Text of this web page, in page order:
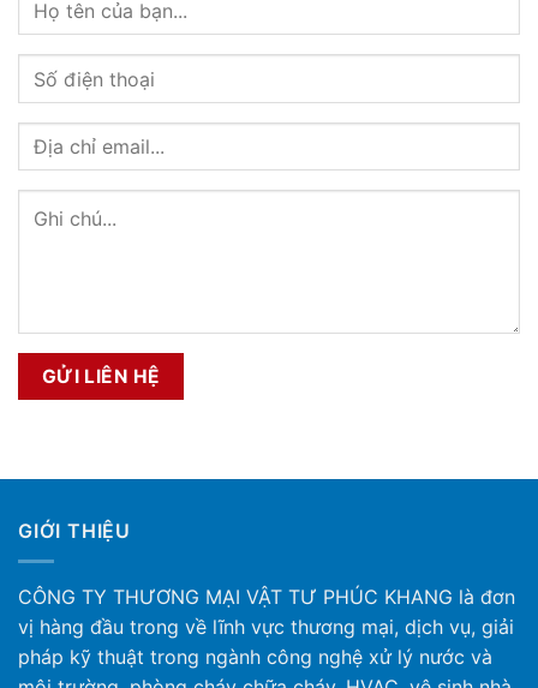
GIỚI THIỆU
CÔNG TY THƯƠNG MẠI VẬT TƯ PHÚC KHANG là đơn
vị hàng đầu trong về lĩnh vực thương mại, dịch vụ, giải
pháp kỹ thuật trong ngành công nghệ xử lý nước và